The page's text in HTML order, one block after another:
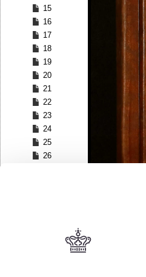
15
16
17
18
19
20
21
22
23
24
25
26